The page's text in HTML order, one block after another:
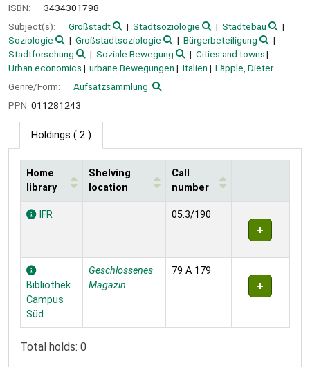
ISBN:
3434301798
Subject(s):
Großstadt Stadtsoziologie
Städtebau
Soziologie
Großstadtsoziologie
Bürgerbeteiligung
Stadtforschung
Soziale Bewegung
Cities and towns
Urban economics
urbane Bewegungen Italien
Läpple, Dieter
Genre/Form:
Aufsatzsammlung
PPN: 011281243
Holdings ( 2 )
Holdings
Home
library
Shelving
location
Call
number
IFR 05.3/190
Bibliothek
Campus
Süd
Geschlossenes
Magazin
79 A 179
Total holds: 0